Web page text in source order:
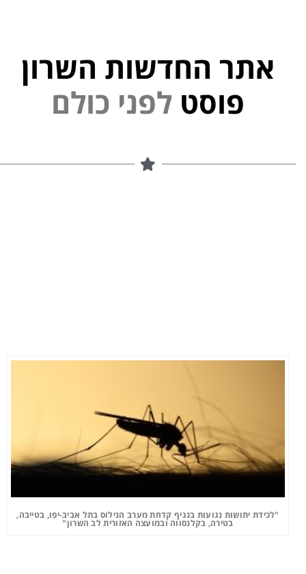
אתר החדשות השרון
פוסט
"לכידת יתושות נגועות בנגיף קדחת מערב הנילוס בתל אביב-יפו, בטייבה,
בטירה, בקלנסווה ובמועצה האזורית לב השרון"